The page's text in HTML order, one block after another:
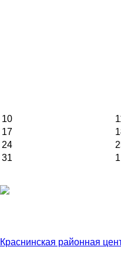
10
17
24
31
1
Краснинская районная